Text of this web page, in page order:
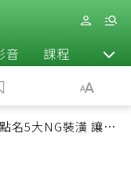
音 課程 退休
名5大NG裝潢 讓客